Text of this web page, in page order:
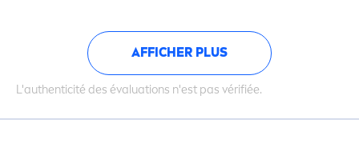
AFFICHER PLUS
L'authenticité des évaluations n'est pas vérifiée.